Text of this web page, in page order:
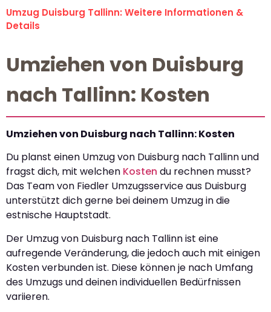
Umzug Duisburg Tallinn: Weitere Informationen &
Details
Umziehen von Duisburg
nach Tallinn: Kosten
Umziehen von Duisburg nach Tallinn: Kosten
Du planst einen Umzug von Duisburg nach Tallinn und
fragst dich, mit welchen Kosten du rechnen musst?
Das Team von Fiedler Umzugsservice aus Duisburg
unterstützt dich gerne bei deinem Umzug in die
estnische Hauptstadt.
Der Umzug von Duisburg nach Tallinn ist eine
aufregende Veränderung, die jedoch auch mit einigen
Kosten verbunden ist. Diese können je nach Umfang
des Umzugs und deinen individuellen Bedürfnissen
variieren.